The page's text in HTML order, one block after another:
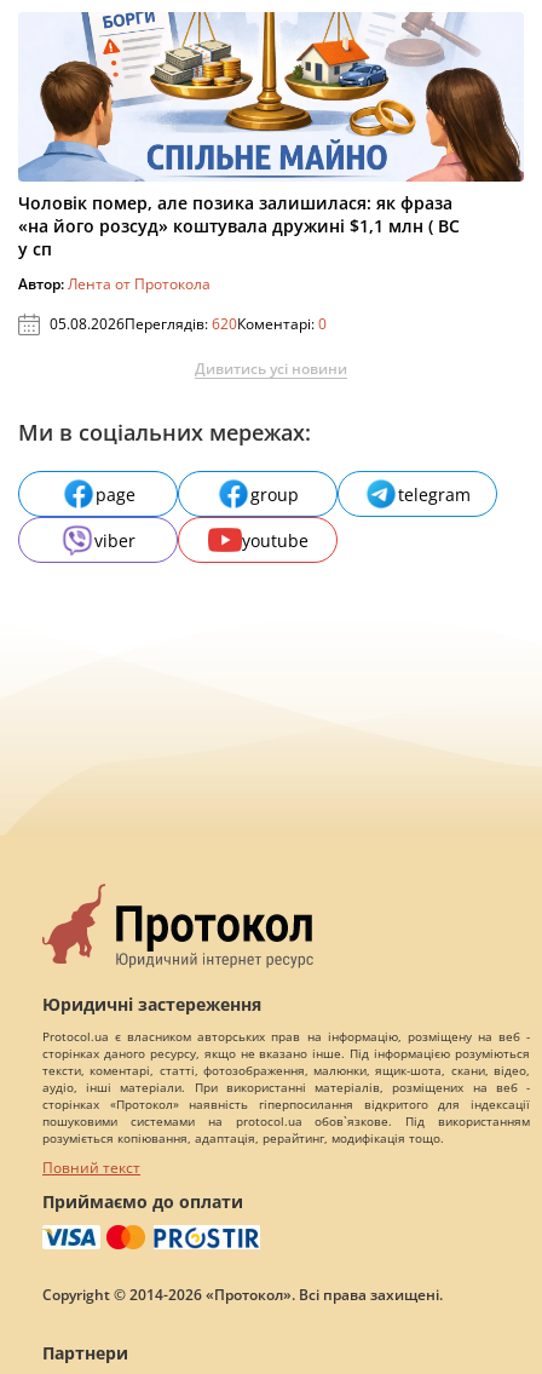
Чоловік помер, але позика залишилася: як фраза
«на його розсуд» коштувала дружині $1,1 млн ( ВС
у сп
Автор:Лента от Протокола
05.08.2026Переглядів:620Коментарі:0
Дивитись усі новини
Ми в соціальних мережах:
page group
telegram
viber
youtube
Юридичні застереження
Protocol.ua є власником авторських прав на інформацію, розміщену на веб -
сторінках даного ресурсу, якщо не вказано інше. Під інформацією розуміються
тексти, коментарі, статті, фотозображення, малюнки, ящик-шота, скани, відео,
аудіо, інші матеріали. При використанні матеріалів, розміщених на веб -
сторінках «Протокол» наявність гіперпосилання відкритого для індексації
пошуковими системами на protocol.ua обов`язкове. Під використанням
розуміється копіювання, адаптація, рерайтинг, модифікація тощо.
Повний текст
Приймаємо до оплати
Copyright © 2014-2026 «Протокол». Всі права захищені.
Партнери